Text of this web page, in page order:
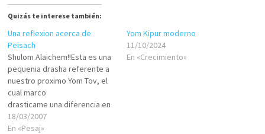
Quizás te interese también:
Una reflexion acerca de
Peisach
Shulom Alaichem!!Esta es una
pequenia drasha referente a
nuestro proximo Yom Tov, el
cual marco
drasticame una diferencia en
nuestro pueblo al pasar a ser
de una nacion de siervos y
18/03/2007
En «Pesaj»
Yom Kipur moderno
11/10/2024
En «Crecimiento»